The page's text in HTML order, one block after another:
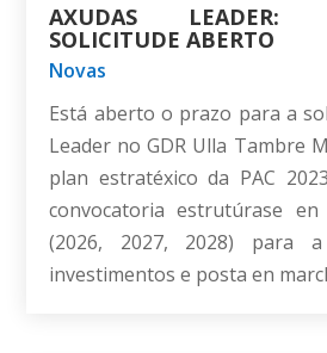
AXUDAS LEADER:
SOLICITUDE ABERTO
Novas
Está aberto o prazo para a
Leader no GDR Ulla Tambre
plan estratéxico da PAC
convocatoria estrutúrase en
(2026, 2027, 2028) para
investimentos e posta en